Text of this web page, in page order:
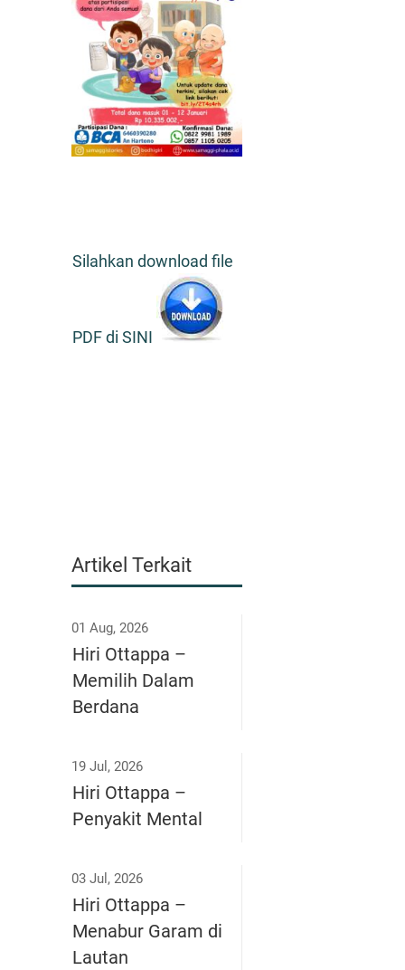
Silahkan download file
PDF di SINI
Artikel Terkait
01 Aug, 2026
Hiri Ottappa –
Memilih Dalam
Berdana
19 Jul, 2026
Hiri Ottappa –
Penyakit Mental
03 Jul, 2026
Hiri Ottappa –
Menabur Garam di
Lautan